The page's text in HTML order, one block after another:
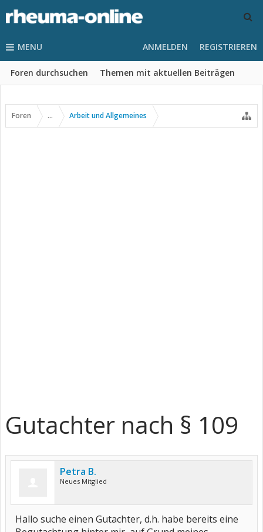
MENU
Foren durchsuchen Themen mit aktuellen Beiträgen
ANMELDEN REGISTRIEREN
Foren ... Arbeit und Allgemeines
Gutachter nach § 109
Petra B.
Neues Mitglied
Hallo suche einen Gutachter, d.h. habe bereits eine